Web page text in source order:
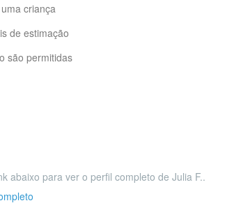
criança
de estimação
são permitidas
abaixo para ver o perfil completo de Julia F..